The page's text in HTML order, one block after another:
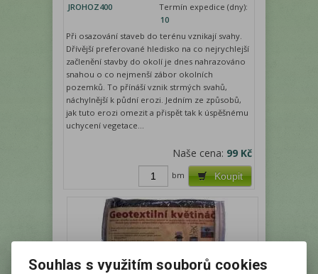
JROHOZ400
Termín expedice (dny):
10
Při osazování staveb do terénu vznikají svahy.
Dřívější preferované hledisko na co nejrychlejší
začlenění stavby do okolí je dnes nahrazováno
snahou o co nejmenší zábor okolních
pozemků. To přínáší vznik strmých svahů,
náchylnější k půdní erozi. Jedním ze způsobů,
jak tuto erozi omezit a přispět tak k úspěšnému
uchycení vegetace...
Naše cena: 99 Kč
Koupit
bm
Souhlas s využitím souborů cookies